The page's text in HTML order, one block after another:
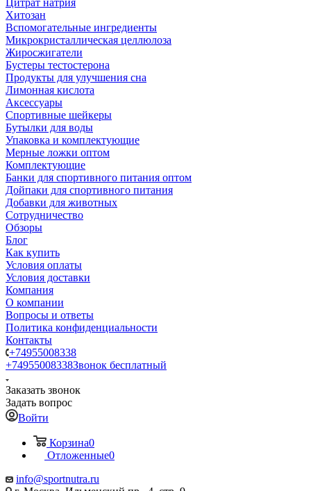
Цитрат натрия
Хитозан
Вспомогательные ингредиенты
Микрокристаллическая целлюлоза
Жиросжигатели
Бустеры тестостерона
Продукты для улучшения сна
Лимонная кислота
Аксессуары
Спортивные шейкеры
Бутылки для воды
Упаковка и комплектующие
Мерные ложки оптом
Комплектующие
Банки для спортивного питания оптом
Дойпаки для спортивного питания
Добавки для животных
Сотрудничество
Обзоры
Блог
Как купить
Условия оплаты
Условия доставки
Компания
О компании
Вопросы и ответы
Политика конфиденциальности
Контакты
+74955008338
+74955008338Звонок бесплатный
Заказать звонок
Задать вопрос
Войти
Корзина0
Отложенные0
info@sportnutra.ru